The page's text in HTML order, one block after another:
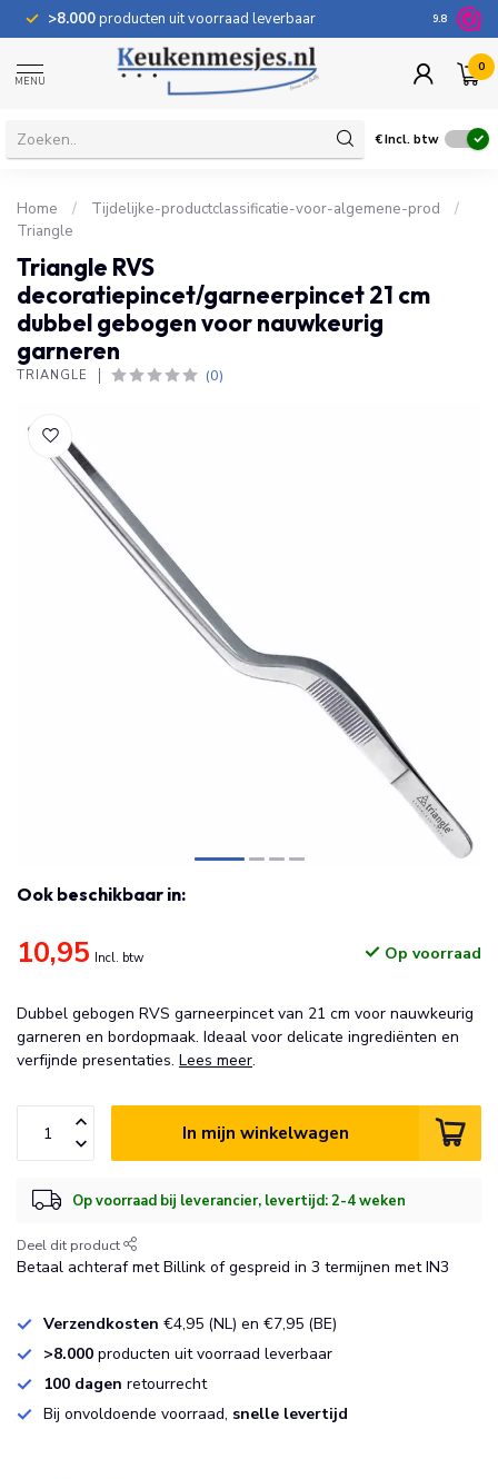
>8.000producten uit voorraad leverbaar 100
9.8
MENU
0
€Incl. btw
Home / Tijdelijke-productclassificatie-voor-algemene-prod
/
Triangle
Triangle RVS
decoratiepincet/garneerpincet 21 cm
dubbel gebogen voor nauwkeurig
garneren
TRIANGLE (0)
Ook beschikbaar in:
10,95 Incl. btw Op voorraad
Dubbel gebogen RVS garneerpincet van 21 cm voor nauwkeurig
garneren en bordopmaak. Ideaal voor delicate ingrediënten en
verfijnde presentaties. Lees meer.
In mijn winkelwagen
Op voorraad bij leverancier, levertijd: 2-4 weken
Deel dit product
Betaal achteraf met Billink of gespreid in 3 termijnen met IN3
Verzendkosten €4,95 (NL) en €7,95 (BE)
>8.000 producten uit voorraad leverbaar
100 dagen retourrecht
Bij onvoldoende voorraad, snelle levertijd